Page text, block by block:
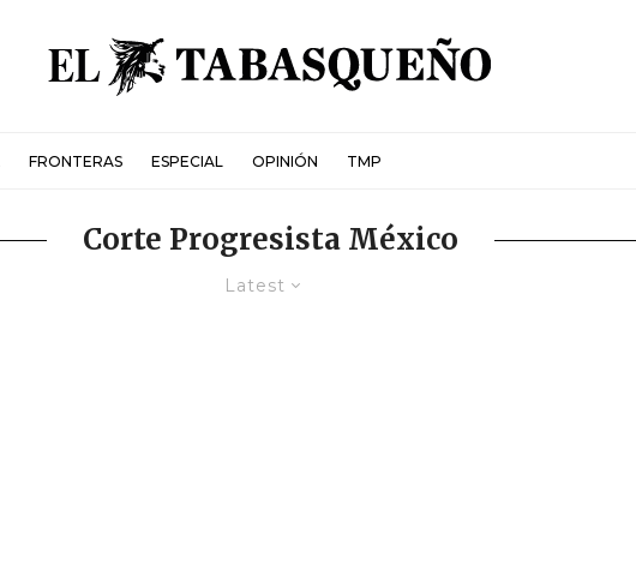
FRONTERAS ESPECIAL OPINIÓN TMP
Corte Progresista México
Latest